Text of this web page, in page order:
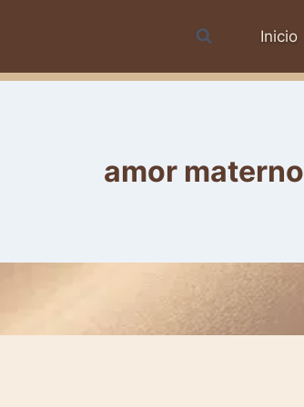
Inicio
amor materno